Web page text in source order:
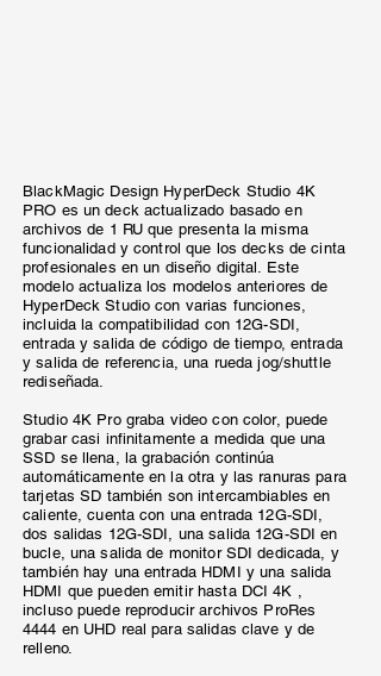
BlackMagic Design HyperDeck Studio 4K
PRO es un deck actualizado basado en
archivos de 1 RU que presenta la misma
funcionalidad y control que los decks de cinta
profesionales en un diseño digital. Este
modelo actualiza los modelos anteriores de
HyperDeck Studio con varias funciones,
incluida la compatibilidad con 12G-SDI,
entrada y salida de código de tiempo, entrada
y salida de referencia, una rueda jog/shuttle
rediseñada.
Studio 4K Pro graba video con color, puede
grabar casi infinitamente a medida que una
SSD se llena, la grabación continúa
automáticamente en la otra y las ranuras para
tarjetas SD también son intercambiables en
caliente, cuenta con una entrada 12G-SDI,
dos salidas 12G-SDI, una salida 12G-SDI en
bucle, una salida de monitor SDI dedicada, y
también hay una entrada HDMI y una salida
HDMI que pueden emitir hasta DCI 4K ,
incluso puede reproducir archivos ProRes
4444 en UHD real para salidas clave y de
relleno.